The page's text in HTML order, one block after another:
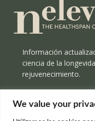
We value your
Información
ciencia de la
rejuvenecimiento.